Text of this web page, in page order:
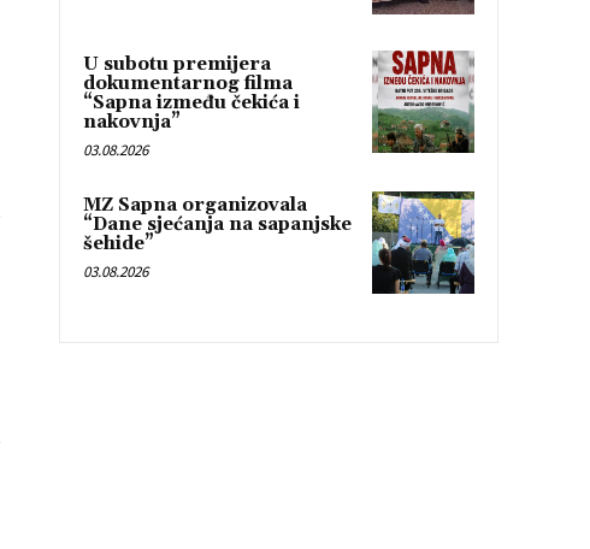
U subotu premijera
dokumentarnog filma
“Sapna između čekića i
nakovnja”
03.08.2026
MZ Sapna organizovala
“Dane sjećanja na sapanjske
šehide”
03.08.2026